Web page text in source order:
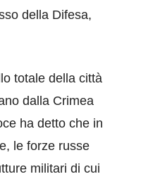
della Difesa,
totale della città
dalla Crimea
ha detto che in
le forze russe
militari di cui